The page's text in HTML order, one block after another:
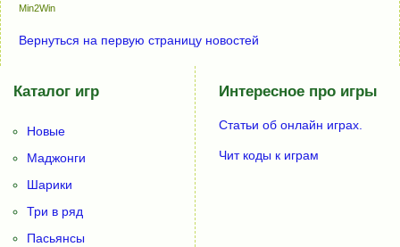
Min2Win
Вернуться на первую страницу новостей
Каталог игр
Новые
Маджонги
Шарики
Три в ряд
Пасьянсы
Интересное про игры
Статьи об онлайн играх.
Чит коды к играм